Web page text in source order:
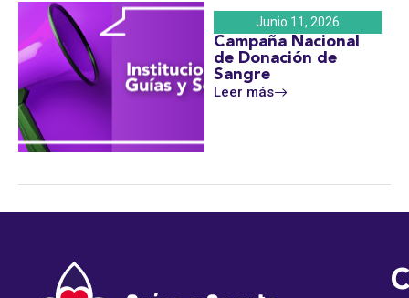
Junio 11, 2026
Campaña Nacional
de Donación de
Sangre
Leer más